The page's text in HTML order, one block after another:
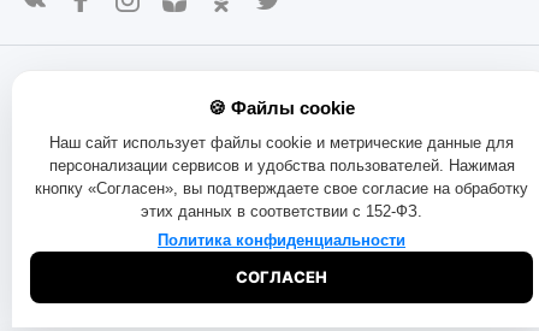
использует куки-файлы и другие технологии, чтобы помочь
вам в навигации, а также предоставить лучший
пользовательский опыт, анализировать использование
наших продуктов и услуг, повысить качество рекламных и
маркетинговых активностей. Если Вы не хотите, чтобы
Ваши пользовательские данные обрабатывались,
пожалуйста, ограничьте их использование в своём
браузере.
Договор оферта
Обмен и возврат товара
🍪 Файлы cookie
Наш сайт использует файлы cookie и метрические данные для
персонализации сервисов и удобства пользователей. Нажимая
кнопку «Согласен», вы подтверждаете свое согласие на обработку
этих данных в соответствии с 152-ФЗ.
Политика конфиденциальности
СОГЛАСЕН